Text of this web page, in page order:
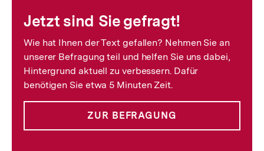
Jetzt sind Sie gefragt!
Wie hat Ihnen der Text gefallen? Nehmen Sie an
unserer Befragung teil und helfen Sie uns dabei,
Hintergrund aktuell zu verbessern. Dafür
benötigen Sie etwa 5 Minuten Zeit.
ZUR BEFRAGUNG